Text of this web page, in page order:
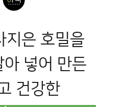
지은 호밀을
아 넣어 만든
건강한